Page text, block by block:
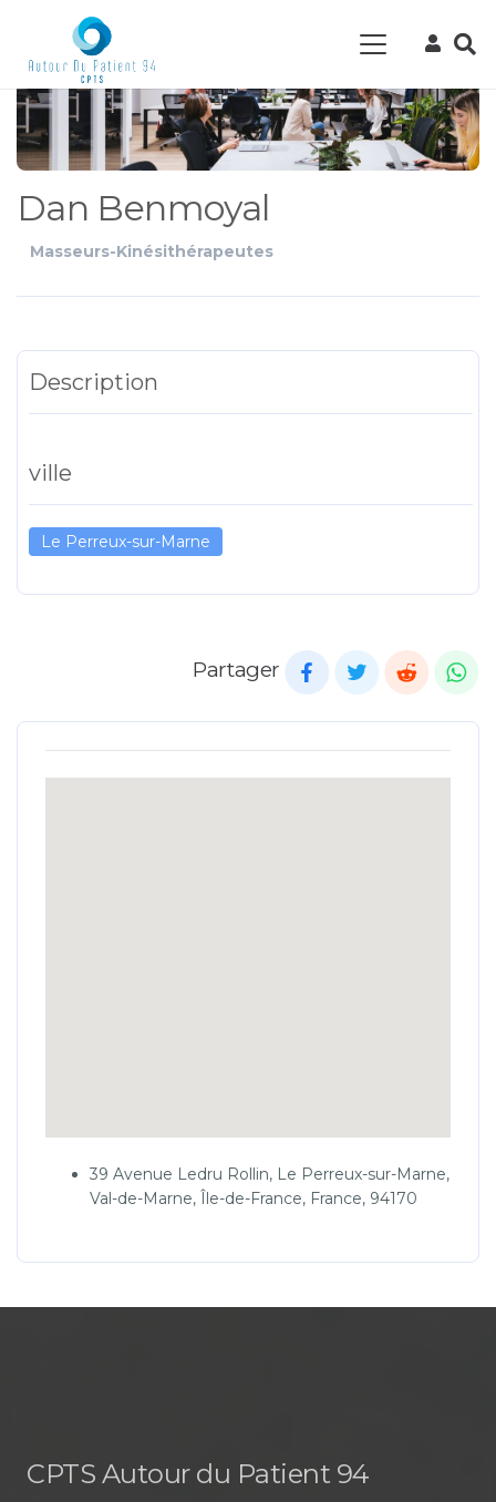
Dan Benmoyal
Masseurs-Kinésithérapeutes
Description
ville
Le Perreux-sur-Marne
Partager
39 Avenue Ledru Rollin, Le Perreux-sur-Marne,
Val-de-Marne, Île-de-France, France, 94170
CPTS Autour du Patient 94